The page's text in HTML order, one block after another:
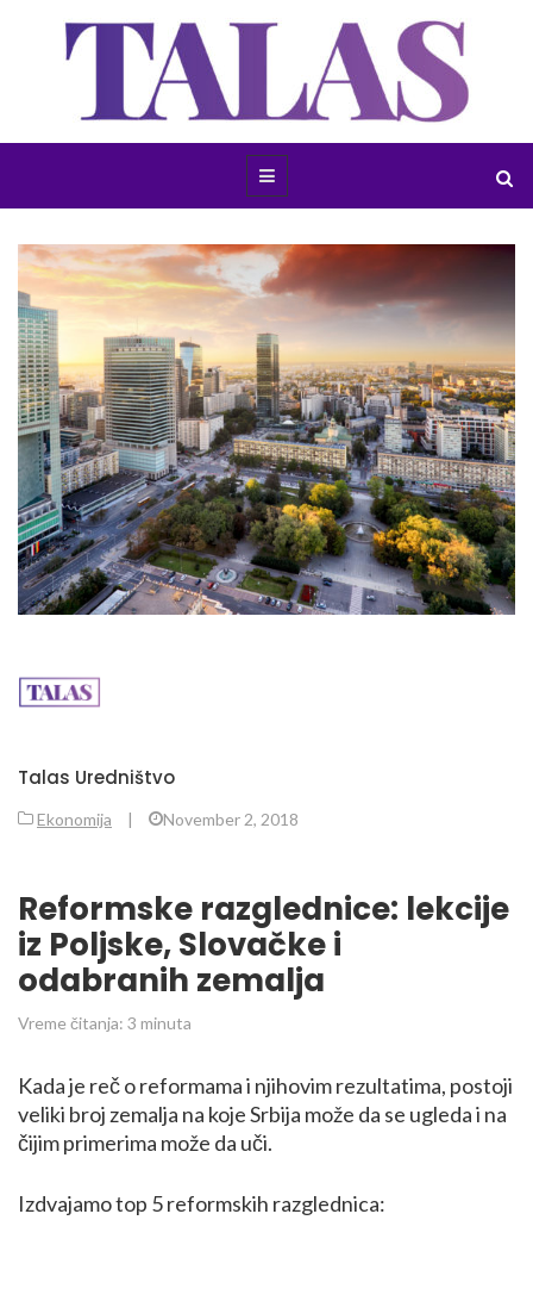
Talas Uredništvo
Ekonomija | November 2, 2018
Reformske razglednice: lekcije
iz Poljske, Slovačke i
odabranih zemalja
Vreme čitanja: 3 minuta
Kada je reč o reformama i njihovim rezultatima, postoji
veliki broj zemalja na koje Srbija može da se ugleda i na
čijim primerima može da uči.
Izdvajamo top 5 reformskih razglednica: